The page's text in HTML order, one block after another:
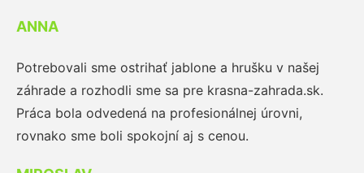
ANNA
Potrebovali sme ostrihať jablone a hrušku v našej
záhrade a rozhodli sme sa pre krasna-zahrada.sk.
Práca bola odvedená na profesionálnej úrovni,
rovnako sme boli spokojní aj s cenou.